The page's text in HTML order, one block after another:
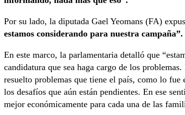
Por su lado, la diputada Gael Yeomans (FA)
estamos considerando para nuestra campaña”.
En este marco, la parlamentaria detalló que
candidatura que sea haga cargo de los
resuelto problemas que tiene el país, como lo
los desafíos que aún están pendientes. En ese
mejor económicamente para cada una de las